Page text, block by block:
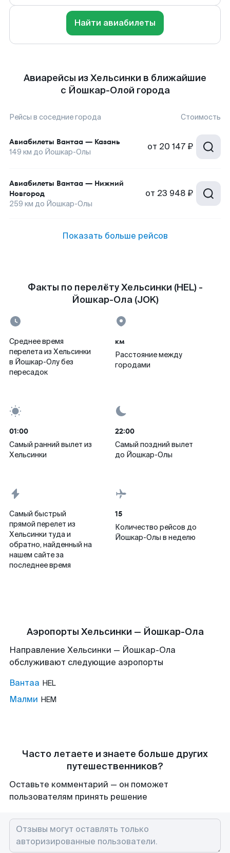
Найти авиабилеты
Авиарейсы из Хельсинки в ближайшие
с Йошкар-Олой города
Рейсы в соседние города Стоимость
Авиабилеты Вантаа — Казань
149 км до Йошкар-Олы от 20 147 ₽
Авиабилеты Вантаа — Нижний
Новгород
259 км до Йошкар-Олы
от 23 948 ₽
Показать больше рейсов
Факты по перелёту Хельсинки (HEL) -
Йошкар-Ола (JOK)
Среднее время
перелета из Хельсинки
в Йошкар-Олу без
пересадок
км
Расстояние между
городами
01:00
Самый ранний вылет из
Хельсинки
22:00
Самый поздний вылет
до Йошкар-Олы
Самый быстрый
прямой перелет из
Хельсинки туда и
обратно, найденный на
нашем сайте за
последнее время
15
Количество рейсов до
Йошкар-Олы в неделю
Аэропорты Хельсинки — Йошкар-Ола
Направление Хельсинки — Йошкар-Ола
обслуживают следующие аэропорты
Вантаа HEL
Малми HEM
Часто летаете и знаете больше других
путешественников?
Оставьте комментарий — он поможет
пользователям принять решение